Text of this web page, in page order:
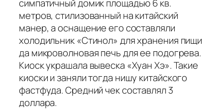
симпатичный домик площадью 6 кв.
метров, стилизованный на китайский
манер, а оснащение его составляли
холодильник «Стинол» для хранения пищи
да микроволновая печь для ее подогрева.
Киоск украшала вывеска «Хуан Хэ». Такие
киоски и заняли тогда нишу китайского
фастфуда. Средний чек составлял 3
доллара.